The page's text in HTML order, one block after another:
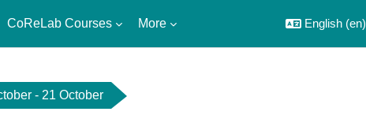
CoReLab Courses More English ‎(en)‎
- 21 October